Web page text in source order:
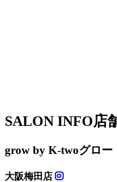
SALON INFO店
grow by K-twoグロー
大阪梅田店